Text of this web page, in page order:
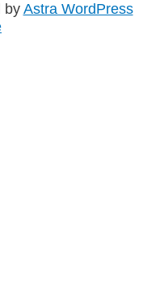
byAstra WordPress